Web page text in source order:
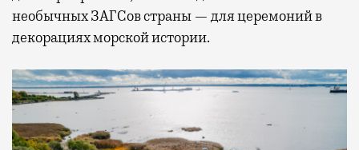
необычных ЗАГСов страны — для церемоний в
декорациях морской истории.